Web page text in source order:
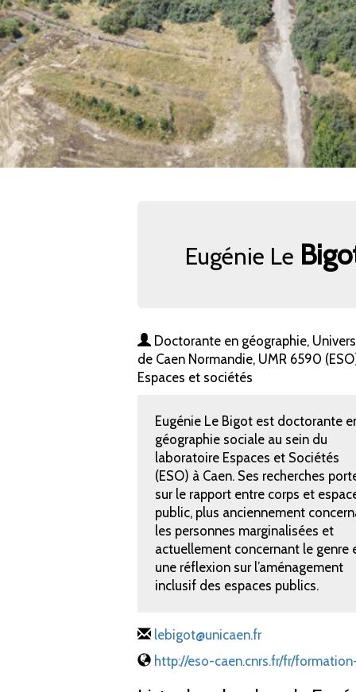
Eugénie Le
Doctorante en géographie,
de Caen Normandie, UMR 6590
Espaces et sociétés
Eugénie Le Bigot est doctorante
géographie sociale au sein du
laboratoire Espaces et Sociétés
(ESO) à Caen. Ses recherches
sur le rapport entre corps et
public, plus anciennement
les personnes marginalisées et
actuellement concernant le genre
une réflexion sur l’aménagement
inclusif des espaces publics.
lebigot@unicaen.fr
http://eso-caen.cnrs.fr/fr/